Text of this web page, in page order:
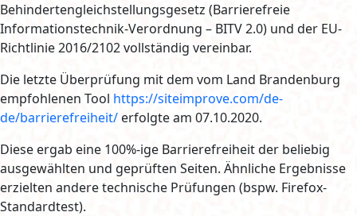
Behindertengleichstellungsgesetz (Barrierefreie
Informationstechnik-Verordnung – BITV 2.0) und der EU-
Richtlinie 2016/2102 vollständig vereinbar.
Die letzte Überprüfung mit dem vom Land Brandenburg
empfohlenen Tool https://siteimprove.com/de-
de/barrierefreiheit/ erfolgte am 07.10.2020.
Diese ergab eine 100%-ige Barrierefreiheit der beliebig
ausgewählten und geprüften Seiten. Ähnliche Ergebnisse
erzielten andere technische Prüfungen (bspw. Firefox-
Standardtest).